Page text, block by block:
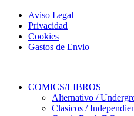
Aviso Legal
Privacidad
Cookies
Gastos de Envio
COMICS/LIBROS
Alternativo /
Clasicos /